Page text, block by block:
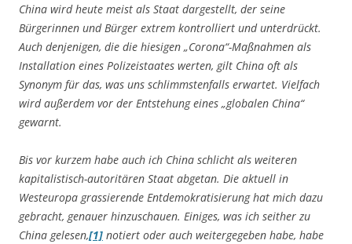
China wird heute meist als Staat dargestellt, der seine
Bürgerinnen und Bürger extrem kontrolliert und unterdrückt.
Auch denjenigen, die die hiesigen „Corona“-Maßnahmen als
Installation eines Polizeistaates werten, gilt China oft als
Synonym für das, was uns schlimmstenfalls erwartet. Vielfach
wird außerdem vor der Entstehung eines „globalen China“
gewarnt.
Bis vor kurzem habe auch ich China schlicht als weiteren
kapitalistisch-autoritären Staat abgetan. Die aktuell in
Westeuropa grassierende Entdemokratisierung hat mich dazu
gebracht, genauer hinzuschauen. Einiges, was ich seither zu
China gelesen,[1] notiert oder auch weitergegeben habe, habe